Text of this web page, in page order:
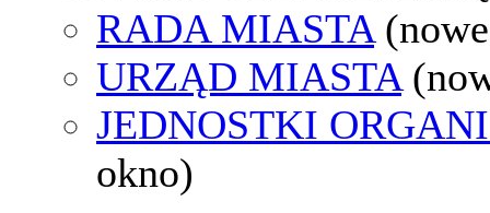
RADA MIASTA
URZĄD MIASTA
JEDNOSTKI
okno)